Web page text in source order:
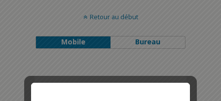
Retour au début
Mobile Bureau